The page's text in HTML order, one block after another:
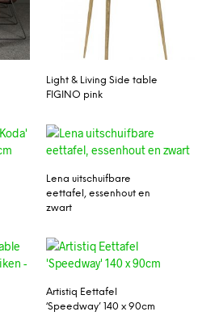
Light & Living Side table
FIGINO pink
Lena uitschuifbare
eettafel, essenhout en
zwart
Artistiq Eettafel
‘Speedway’ 140 x 90cm